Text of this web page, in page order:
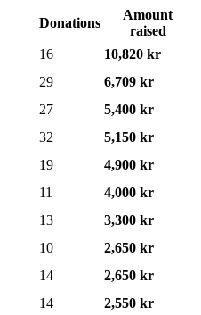
Donations
Amount
raised
16
10,820 kr
29
6,709 kr
27
5,400 kr
32
5,150 kr
19
4,900 kr
11
4,000 kr
13
3,300 kr
10
2,650 kr
14
2,650 kr
14
2,550 kr